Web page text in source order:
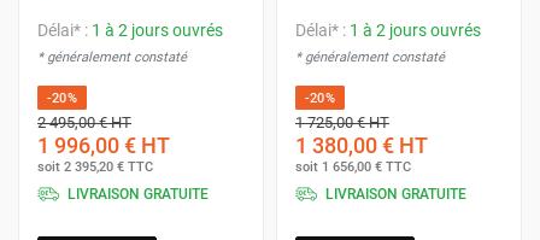
Délai* : 1 à 2 jours ouvrés
* généralement constaté
-20%
2 495,00 €HT
1 996,00 € HT
soit 2 395,20 € TTC
LIVRAISON GRATUITE
Délai* : 1 à 2 jours ouvrés
* généralement constaté
-20%
1 725,00 €HT
1 380,00 € HT
soit 1 656,00 € TTC
LIVRAISON GRATUITE